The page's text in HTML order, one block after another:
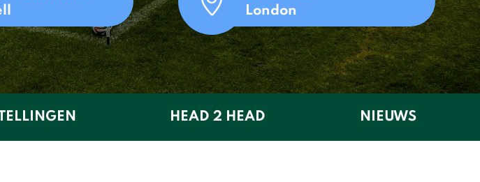
London
HEAD 2 HEAD NIEUWS